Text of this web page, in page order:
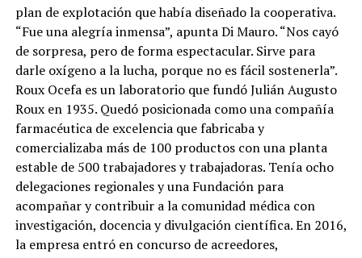
plan de explotación que había diseñado la cooperativa.
“Fue una alegría inmensa”, apunta Di Mauro. “Nos cayó
de sorpresa, pero de forma espectacular. Sirve para
darle oxígeno a la lucha, porque no es fácil sostenerla”.
Roux Ocefa es un laboratorio que fundó Julián Augusto
Roux en 1935. Quedó posicionada como una compañía
farmacéutica de excelencia que fabricaba y
comercializaba más de 100 productos con una planta
estable de 500 trabajadores y trabajadoras. Tenía ocho
delegaciones regionales y una Fundación para
acompañar y contribuir a la comunidad médica con
investigación, docencia y divulgación científica. En 2016,
la empresa entró en concurso de acreedores,